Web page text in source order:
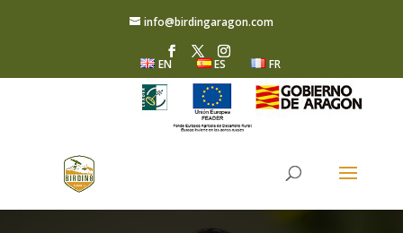
info@birdingaragon.com
EN ES FR